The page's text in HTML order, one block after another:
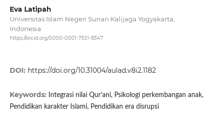
Eva Latipah
Universitas Islam Negeri Sunan Kalijaga Yogyakarta,
Indonesia
https://orcid.org/0000-0001-7551-8347
DOI: https://doi.org/10.31004/aulad.v8i2.1182
Keywords:
Integrasi nilai Qur’ani, Psikologi perkembangan anak,
Pendidikan karakter Islami, Pendidikan era disrupsi